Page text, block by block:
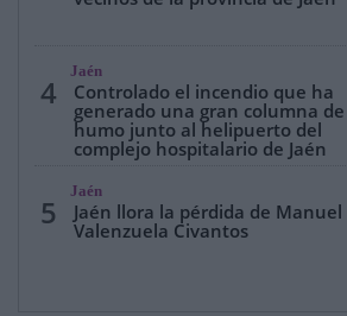
4
Jaén
Controlado el incendio que ha
generado una gran columna de
humo junto al helipuerto del
complejo hospitalario de Jaén
5
Jaén
Jaén llora la pérdida de Manuel
Valenzuela Civantos